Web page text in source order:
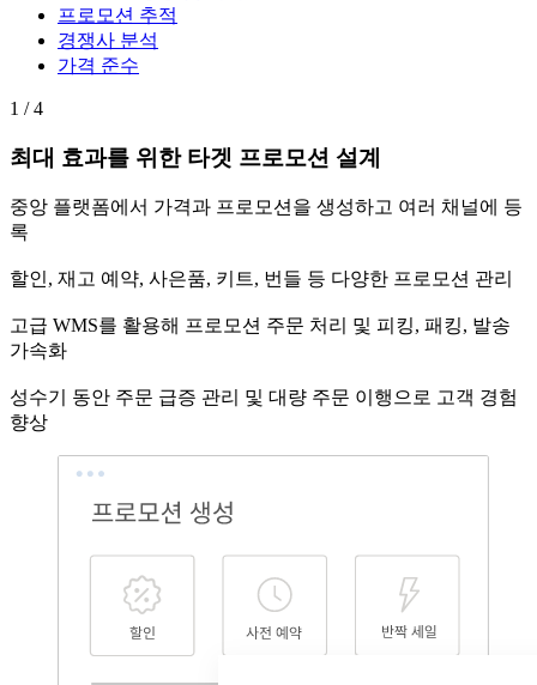
프로모션 추적
경쟁사 분석
가격 준수
1 / 4
최대 효과를 위한 타겟 프로모션 설계
중앙 플랫폼에서 가격과 프로모션을 생성하고 여러 채널에 등
록
할인, 재고 예약, 사은품, 키트, 번들 등 다양한 프로모션 관리
고급 WMS를 활용해 프로모션 주문 처리 및 피킹, 패킹, 발송
가속화
성수기 동안 주문 급증 관리 및 대량 주문 이행으로 고객 경험
향상